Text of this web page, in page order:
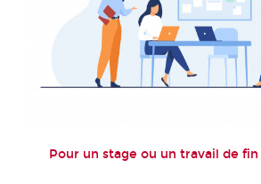
Pour un stage ou un travail de fin